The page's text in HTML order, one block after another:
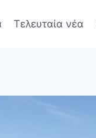
Τελευταία νέα